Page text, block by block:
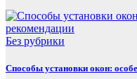
Без рубрики
Способы установки окон: